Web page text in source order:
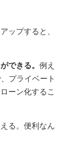
ップすると、
できる。例え
プライベート
ーン化するこ
る。便利なん